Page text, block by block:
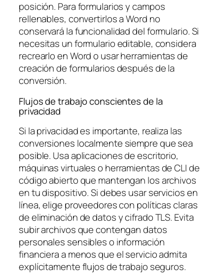
posición. Para formularios y campos
rellenables, convertirlos a Word no
conservará la funcionalidad del formulario. Si
necesitas un formulario editable, considera
recrearlo en Word o usar herramientas de
creación de formularios después de la
conversión.
Flujos de trabajo conscientes de la
privacidad
Si la privacidad es importante, realiza las
conversiones localmente siempre que sea
posible. Usa aplicaciones de escritorio,
máquinas virtuales o herramientas de CLI de
código abierto que mantengan los archivos
en tu dispositivo. Si debes usar servicios en
línea, elige proveedores con políticas claras
de eliminación de datos y cifrado TLS. Evita
subir archivos que contengan datos
personales sensibles o información
financiera a menos que el servicio admita
explícitamente flujos de trabajo seguros.